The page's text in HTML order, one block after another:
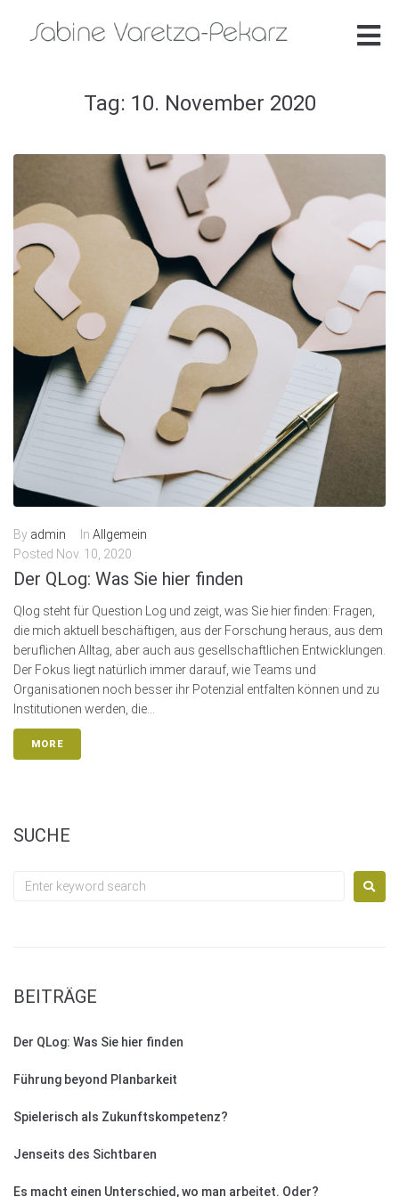
Tag: 10. November 2020
By admin In Allgemein
Posted Nov. 10, 2020
Der QLog: Was Sie hier finden
Qlog steht für Question Log und zeigt, was Sie hier finden: Fragen,
die mich aktuell beschäftigen, aus der Forschung heraus, aus dem
beruflichen Alltag, aber auch aus gesellschaftlichen Entwicklungen.
Der Fokus liegt natürlich immer darauf, wie Teams und
Organisationen noch besser ihr Potenzial entfalten können und zu
Institutionen werden, die...
MORE
SUCHE
BEITRÄGE
Der QLog: Was Sie hier finden
Führung beyond Planbarkeit
Spielerisch als Zukunftskompetenz?
Jenseits des Sichtbaren
Es macht einen Unterschied, wo man arbeitet. Oder?